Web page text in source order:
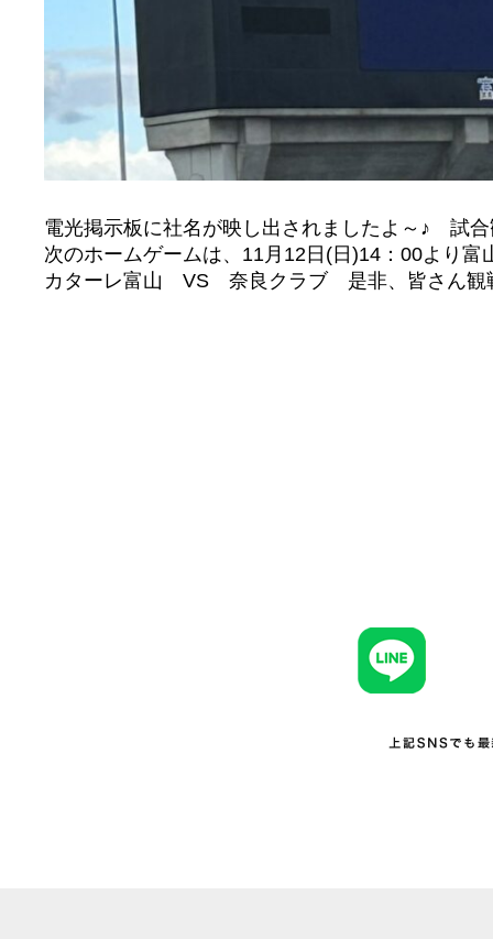
電光掲示板に社名が映し出されましたよ～♪ 試
次のホームゲームは、11月12日(日)14：00より
カターレ富山 VS 奈良クラブ 是非、皆さん観